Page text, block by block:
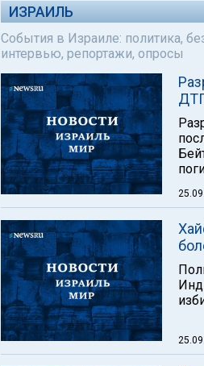
ИЗРАИЛЬ
События в Израиле: политика,
интервью, репортажи, опросы